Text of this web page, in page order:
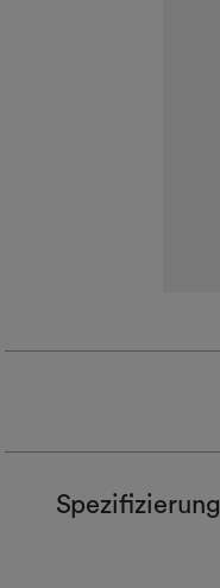
Spezifizierung